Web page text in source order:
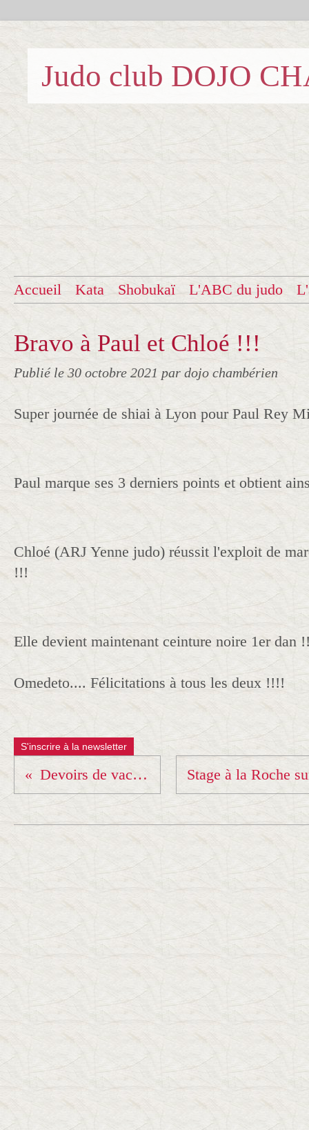
Judo club DOJO
Accueil Kata Shobukaï L'ABC du judo
Bravo à Paul et Chloé !!!
Publié le 30 octobre 2021 par dojo chambérien
Super journée de shiai à Lyon pour Paul Rey
Paul marque ses 3 derniers points et obtient
Chloé (ARJ Yenne judo) réussit l'exploit de
!!!
Elle devient maintenant ceinture noire 1er dan
Omedeto.... Félicitations à tous les deux !!!!
S'inscrire à la newsletter
Devoirs de vacances !!!!